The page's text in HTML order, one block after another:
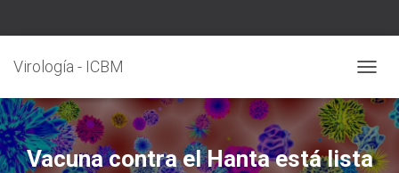
Virología - ICBM
O
G
L
E
Vacuna contra el Hanta está lista